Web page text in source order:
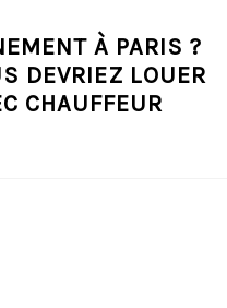
À PARIS ?
DEVRIEZ LOUER
CHAUFFEUR